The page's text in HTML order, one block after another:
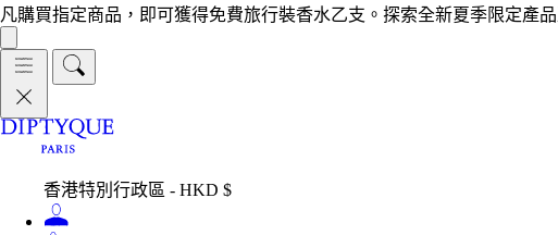
凡購買指定商品，即可獲得免費旅行裝香水乙支。探索全新夏季限定產品
香港特別行政區 - HKD $